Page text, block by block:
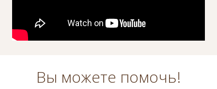
Вы можете помочь!